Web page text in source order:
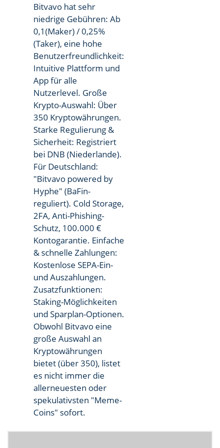
Bitvavo hat sehr
niedrige Gebühren: Ab
0,1(Maker) / 0,25%
(Taker), eine hohe
Benutzerfreundlichkeit:
Intuitive Plattform und
App für alle
Nutzerlevel. Große
Krypto-Auswahl: Über
350 Kryptowährungen.
Starke Regulierung &
Sicherheit: Registriert
bei DNB (Niederlande).
Für Deutschland:
"Bitvavo powered by
Hyphe" (BaFin-
reguliert). Cold Storage,
2FA, Anti-Phishing-
Schutz, 100.000 €
Kontogarantie. Einfache
& schnelle Zahlungen:
Kostenlose SEPA-Ein-
und Auszahlungen.
Zusatzfunktionen:
Staking-Möglichkeiten
und Sparplan-Optionen.
Obwohl Bitvavo eine
große Auswahl an
Kryptowährungen
bietet (über 350), listet
es nicht immer die
allerneuesten oder
spekulativsten "Meme-
Coins" sofort.